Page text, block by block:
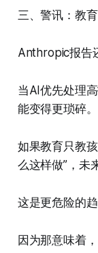
三、警讯：教
Anthropic报告
当AI优先处理
能变得更琐碎。
如果教育只教
么这样做”，未
这是更危险的趋
因为那意味着